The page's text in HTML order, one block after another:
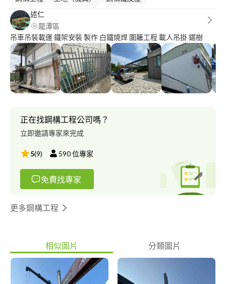
述仁
龍潭區
吊車吊裝載運 鐵架安裝 製作 白鐵燒焊 圍籬工程 載人吊掛 鋸樹
正在找鋼構工程公司嗎？
立即邀請專家來完成
5(9) 590位專家
免費找專家
更多鋼構工程
相似圖片 分類圖片